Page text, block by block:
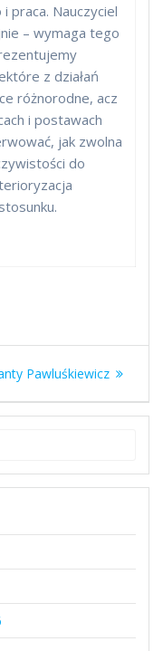
praca. Nauczyciel
– wymaga tego
z działań
różnorodne, acz
i postawach
jak zwolna
do
Pawluśkiewicz